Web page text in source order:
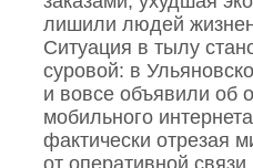
лишили людей
Ситуация в тылу
суровой: в
и вовсе объявили об
мобильного
фактически отрезая
от оперативной